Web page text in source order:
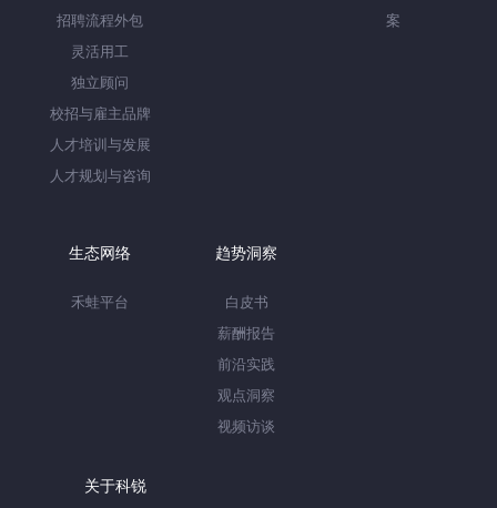
招聘流程外包
灵活用工
独立顾问
校招与雇主品牌
人才培训与发展
人才规划与咨询
案
生态网络
禾蛙平台
趋势洞察
白皮书
薪酬报告
前沿实践
观点洞察
视频访谈
关于科锐